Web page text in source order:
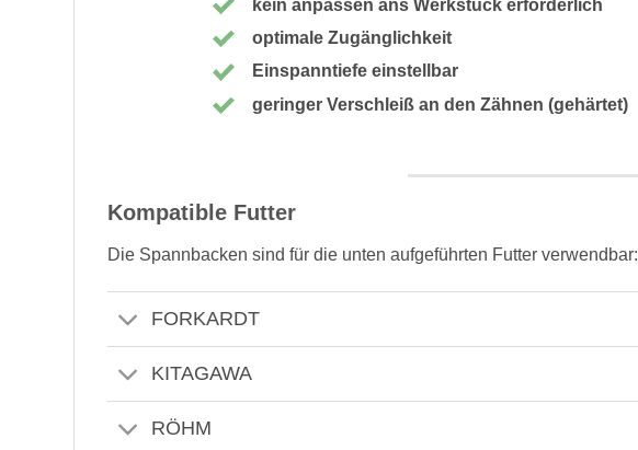
kein anpassen ans Werkstück erforderlich
optimale Zugänglichkeit
Einspanntiefe einstellbar
geringer Verschleiß an den Zähnen (gehärtet)
Kompatible Futter
Die Spannbacken sind für die unten aufgeführten Futter verwendbar:
FORKARDT
KITAGAWA
RÖHM